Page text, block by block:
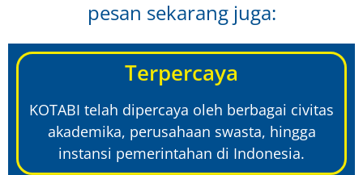
pesan sekarang juga:
Terpercaya
KOTABI telah dipercaya oleh berbagai civitas
akademika, perusahaan swasta, hingga
instansi pemerintahan di Indonesia.